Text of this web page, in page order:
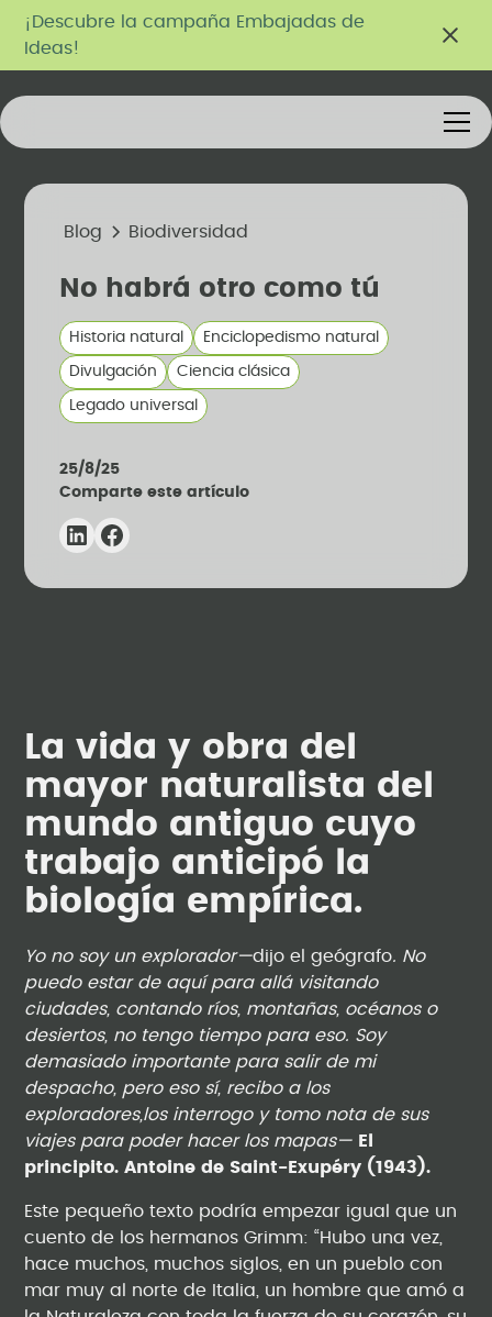
¡Descubre la campaña Embajadas de
Ideas!
Blog Biodiversidad
No habrá otro como tú
Historia natural Enciclopedismo natural
Divulgación Ciencia clásica
Legado universal
25/8/25
Comparte este artículo
La vida y obra del
mayor naturalista del
mundo antiguo cuyo
trabajo anticipó la
biología empírica.
Yo no soy un explorador—dijo el geógrafo. No
puedo estar de aquí para allá visitando
ciudades, contando ríos, montañas, océanos o
desiertos, no tengo tiempo para eso. Soy
demasiado importante para salir de mi
despacho, pero eso sí, recibo a los
exploradores,los interrogo y tomo nota de sus
viajes para poder hacer los mapas— El
principito. Antoine de Saint-Exupéry (1943).
Este pequeño texto podría empezar igual que un
cuento de los hermanos Grimm: “Hubo una vez,
hace muchos, muchos siglos, en un pueblo con
mar muy al norte de Italia, un hombre que amó a